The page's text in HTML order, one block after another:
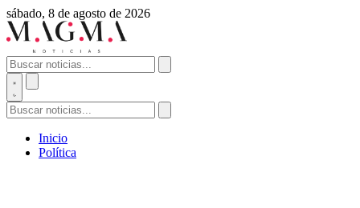
sábado, 8 de agosto de 2026
Inicio
Política